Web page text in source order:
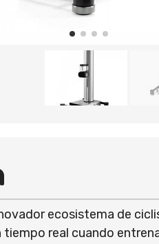
ecosistema de
tiempo real cuando